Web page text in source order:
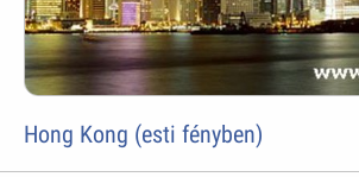
Hong Kong (esti fényben)